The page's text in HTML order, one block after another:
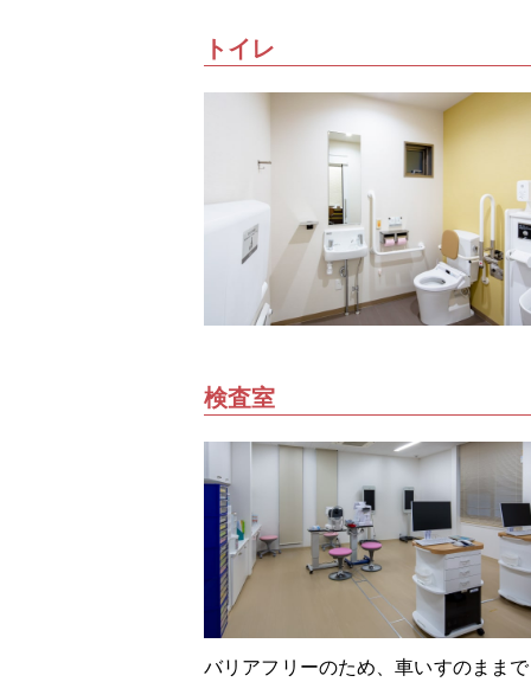
トイレ
検査室
バリアフリーのため、車いすのまま